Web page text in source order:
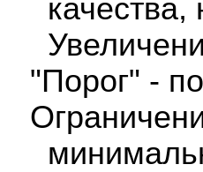
качества,
"Порог" -